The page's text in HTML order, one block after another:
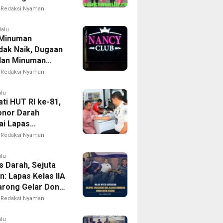
Redaksi Nyaman
Naik, Dugaan
Minuman
Racikan di
Legalitas
Diminta
Redaksi Nyaman
HUT RI ke-81,
Darah
Lapas
Bantu
Redaksi Nyaman
Darah, Sejuta
Lapas Kelas IIA
Gelar Donor
Redaksi Nyaman